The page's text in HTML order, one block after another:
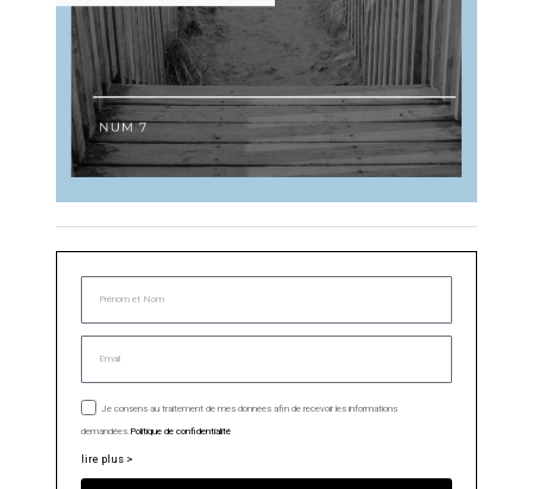
Je consens au traitement de mes données afin de recevoir les informations
demandées. Politique de confidentialité
lire plus >